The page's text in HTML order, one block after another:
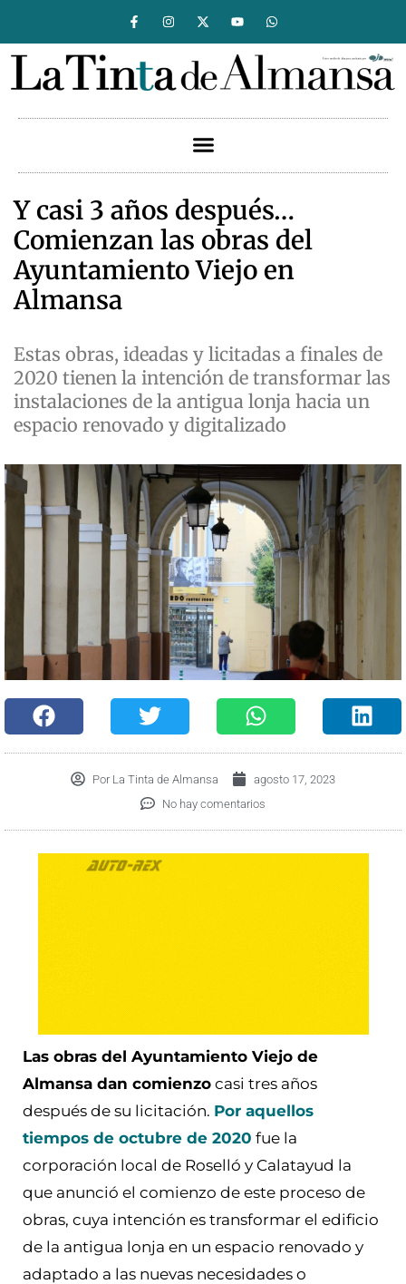
Y casi 3 años después…
Comienzan las obras del
Ayuntamiento Viejo en
Almansa
Estas obras, ideadas y licitadas a finales de
2020 tienen la intención de transformar las
instalaciones de la antigua lonja hacia un
espacio renovado y digitalizado
Por La Tinta de Almansa
agosto 17, 2023
No hay comentarios
Las obras del Ayuntamiento Viejo de
Almansa dan comienzo casi tres años
después de su licitación. Por aquellos
tiempos de octubre de 2020 fue la
corporación local de Roselló y Calatayud la
que anunció el comienzo de este proceso de
obras, cuya intención es transformar el edificio
de la antigua lonja en un espacio renovado y
adaptado a las nuevas necesidades o